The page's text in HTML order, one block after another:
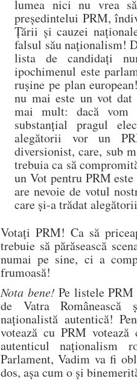
lumea nici nu vrea
președintelui PRM,
Țării și cauzei
falsul său naționalism!
lista de candidați
ipochimenul este
rușine pe plan
nu mai este un vot dat
mai mult: dacă vom
substanțial pragul
alegătorii vor un
diversionist, care, sub
trebuia ca să
un Vot pentru PRM
are nevoie de votul
care și-a trădat
Votați PRM! Ca să
trebuie să părăsească
numai pe sine, ci a
frumoasă!
Nota bene! Pe listele PRM
de Vatra
naționalistă autentică!
votează cu PRM
autenticul naționalism
Parlament, Vadim va fi
dos, așa cum o și